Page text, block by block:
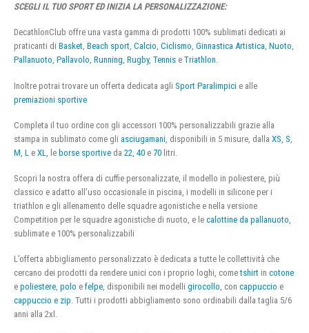
SCEGLI IL TUO SPORT ED INIZIA LA PERSONALIZZAZIONE:
DecathlonClub offre una vasta gamma di prodotti 100% sublimati dedicati ai
praticanti di Basket, Beach sport, Calcio, Ciclismo, Ginnastica Artistica, Nuoto,
Pallanuoto, Pallavolo, Running, Rugby, Tennis e Triathlon.
Inoltre potrai trovare un offerta dedicata agli Sport Paralimpici e alle
premiazioni sportive
Completa il tuo ordine con gli accessori 100% personalizzabili grazie alla
stampa in sublimato come gli asciugamani , disponibili in 5 misure, dalla XS S
M L e XL , le borse sportive da 22 40 e 70 litri.
Scopri la nostra offera di cuffie personalizzate, il modello in poliestere, più
classico e adatto all’uso occasionale in piscina, i modelli in silicone per i
triathlon e gli allenamento delle squadre agonistiche e nella versione
Competition per le squadre agonistiche di nuoto, e le calottine da pallanuoto,
sublimate e 100% personalizzabili
L’offerta abbigliamento personalizzato è dedicata a tutte le collettività che
cercano dei prodotti da rendere unici con i proprio loghi, cometshirt in cotone
e poliestere, polo e felpe, disponibili nei modelli girocollo, con cappuccio e
cappuccio e zip. Tutti i prodotti abbigliamento sono ordinabili dalla taglia 5/6
anni alla 2xl.